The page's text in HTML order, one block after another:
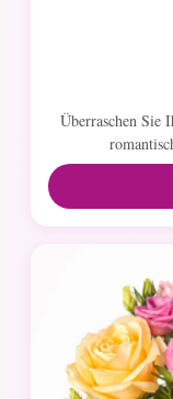
Überraschen Sie